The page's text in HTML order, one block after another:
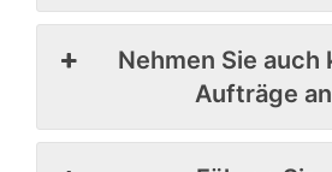
Nehmen Sie
Aufträge